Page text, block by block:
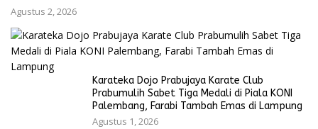
Agustus 2, 2026
Karateka Dojo Prabujaya Karate Club
Prabumulih Sabet Tiga Medali di Piala KONI
Palembang, Farabi Tambah Emas di Lampung
Agustus 1, 2026